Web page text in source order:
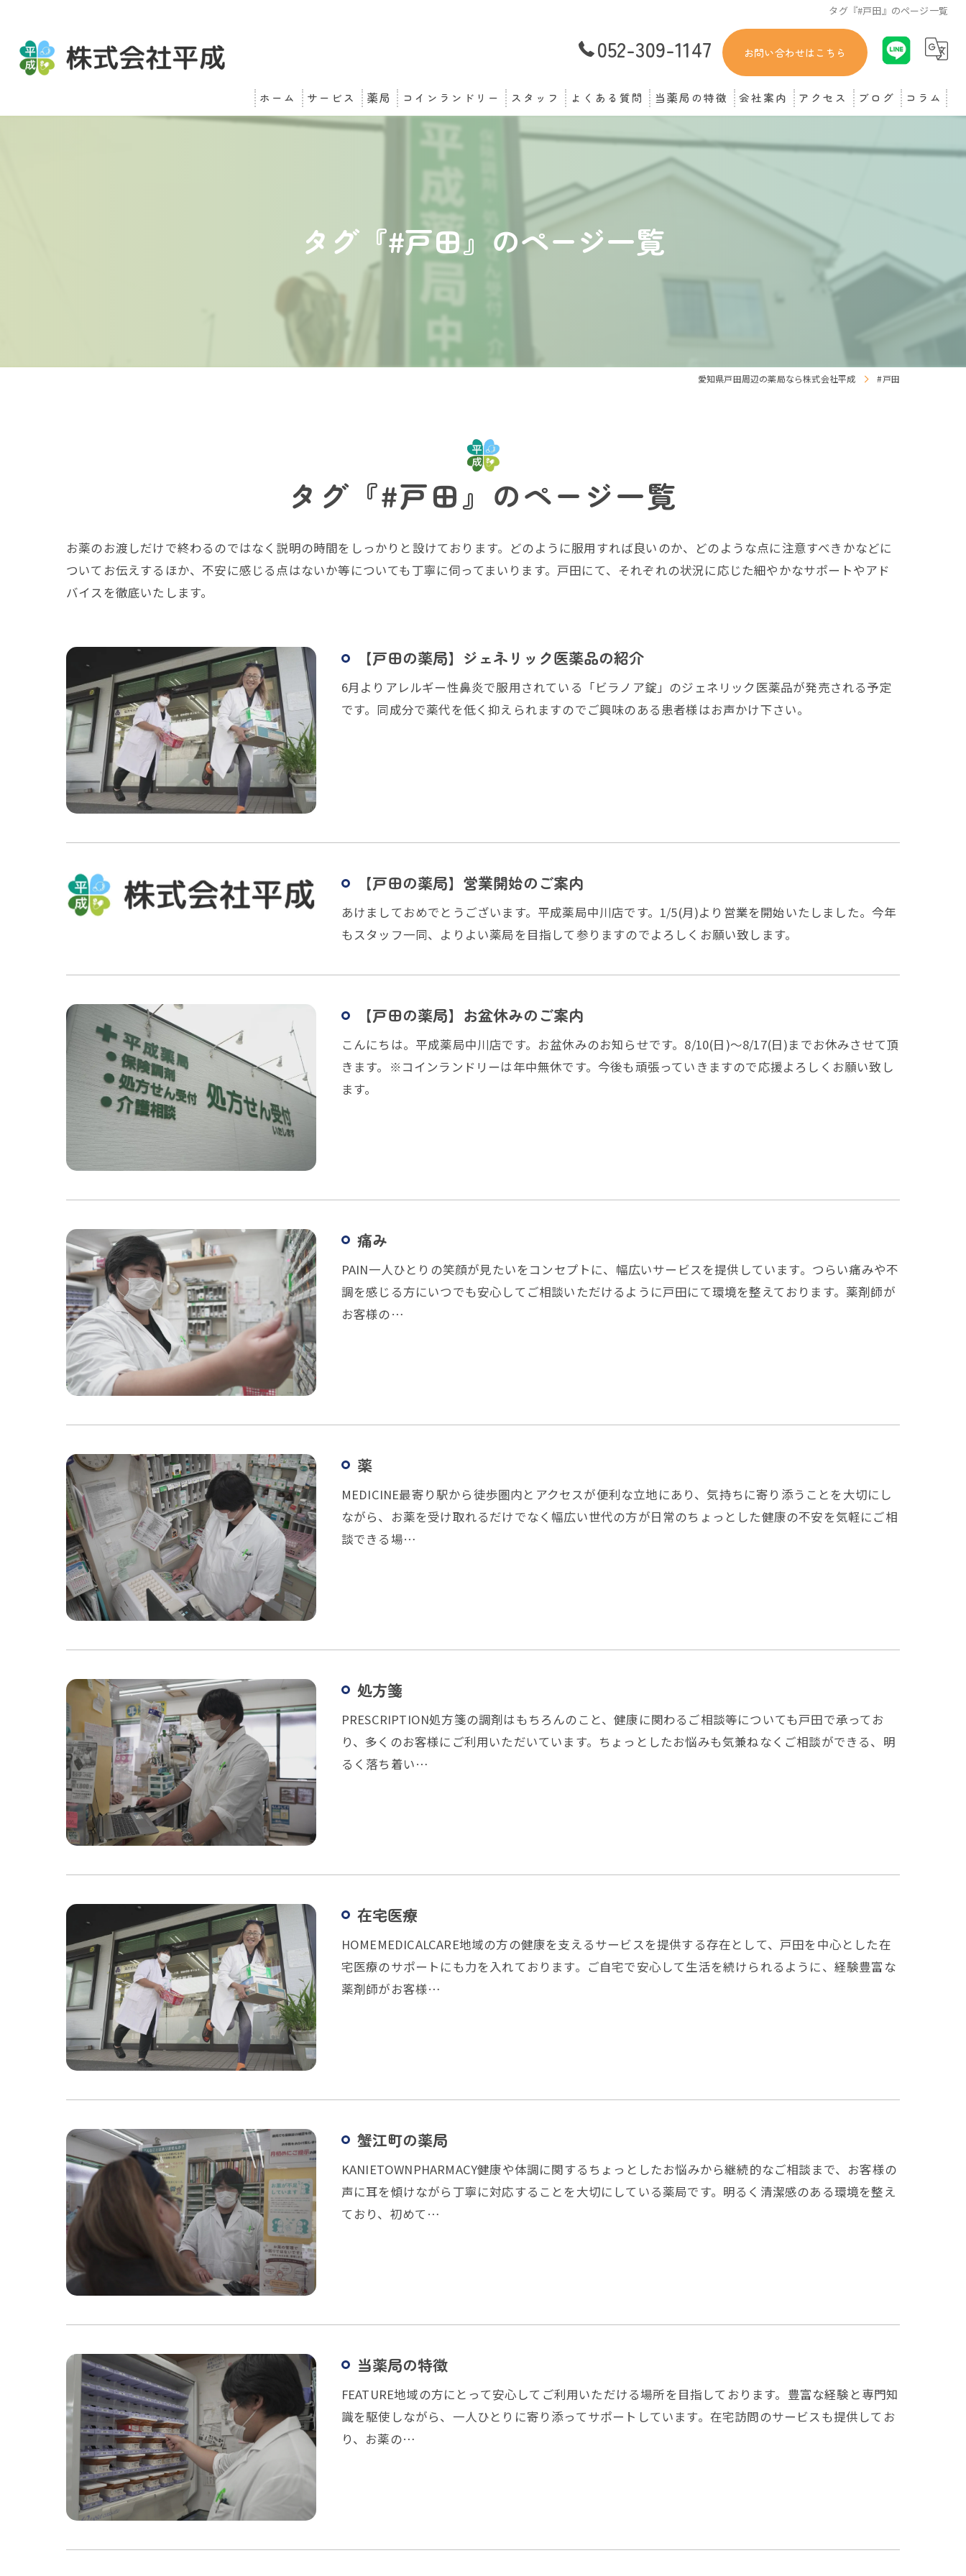
タグ『#戸田』のページ一覧
052-309-1147 お問い合わせはこちら
ホーム サービス 薬局 コインランドリー スタッフ よくある質問 当薬局の特徴
蟹江町の薬局
在宅医療
会社案内 アクセス ブログ コラム
タグ『#戸田』のページ一覧
愛知県戸田周辺の薬局なら株式会社平成 #戸田
タグ『#戸田』のページ一覧
お薬のお渡しだけで終わるのではなく説明の時間をしっかりと設けております。どのように服用すれば良いのか、どのような点に注意すべきかなどに
ついてお伝えするほか、不安に感じる点はないか等についても丁寧に伺ってまいります。戸田にて、それぞれの状況に応じた細やかなサポートやアド
バイスを徹底いたします。
【戸田の薬局】ジェネリック医薬品の紹介
6月よりアレルギー性鼻炎で服用されている「ビラノア錠」のジェネリック医薬品が発売される予定
です。同成分で薬代を低く抑えられますのでご興味のある患者様はお声かけ下さい。
【戸田の薬局】営業開始のご案内
あけましておめでとうございます。平成薬局中川店です。1/5(月)より営業を開始いたしました。今年
もスタッフ一同、よりよい薬局を目指して参りますのでよろしくお願い致します。
【戸田の薬局】お盆休みのご案内
こんにちは。平成薬局中川店です。お盆休みのお知らせです。8/10(日)～8/17(日)までお休みさせて頂
きます。※コインランドリーは年中無休です。今後も頑張っていきますので応援よろしくお願い致し
ます。
痛み
PAIN一人ひとりの笑顔が見たいをコンセプトに、幅広いサービスを提供しています。つらい痛みや不
調を感じる方にいつでも安心してご相談いただけるように戸田にて環境を整えております。薬剤師が
お客様の…
薬
MEDICINE最寄り駅から徒歩圏内とアクセスが便利な立地にあり、気持ちに寄り添うことを大切にし
ながら、お薬を受け取れるだけでなく幅広い世代の方が日常のちょっとした健康の不安を気軽にご相
談できる場…
処方箋
PRESCRIPTION処方箋の調剤はもちろんのこと、健康に関わるご相談等についても戸田で承ってお
り、多くのお客様にご利用いただいています。ちょっとしたお悩みも気兼ねなくご相談ができる、明
るく落ち着い…
在宅医療
HOMEMEDICALCARE地域の方の健康を支えるサービスを提供する存在として、戸田を中心とした在
宅医療のサポートにも力を入れております。ご自宅で安心して生活を続けられるように、経験豊富な
薬剤師がお客様…
蟹江町の薬局
KANIETOWNPHARMACY健康や体調に関するちょっとしたお悩みから継続的なご相談まで、お客様の
声に耳を傾けながら丁寧に対応することを大切にしている薬局です。明るく清潔感のある環境を整え
ており、初めて…
当薬局の特徴
FEATURE地域の方にとって安心してご利用いただける場所を目指しております。豊富な経験と専門知
識を駆使しながら、一人ひとりに寄り添ってサポートしています。在宅訪問のサービスも提供してお
り、お薬の…